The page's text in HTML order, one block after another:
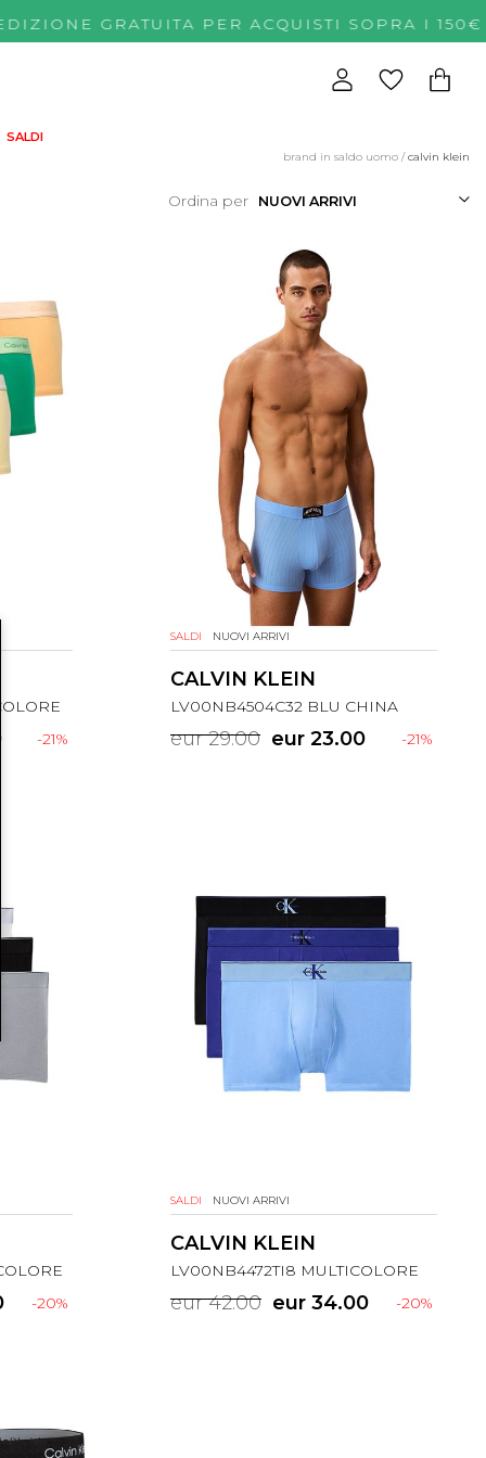
GRATUITA PER ACQUISTI
SALDI
brand in saldo uomo /calvin klein
Ordina per
-21%
SALDI NUOVI ARRIVI
CALVIN KLEIN
LV00NB4504C32 BLU CHINA
eur 29.00 -21%
eur 23.00
-20%
SALDI NUOVI ARRIVI
CALVIN KLEIN
LV00NB4472TI8 MULTICOLORE
eur 42.00 -20%
eur 34.00